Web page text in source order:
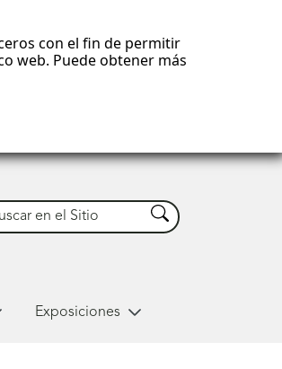
con el fin de permitir
web. Puede obtener más
Buscar
Exposiciones